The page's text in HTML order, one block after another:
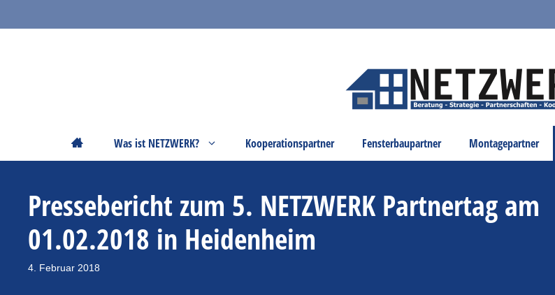
Inhalt
StartseiteWas ist NETZWERK? Kooperationspartner Fensterbaupartner Montagepartner
Pressebericht zum 5. NETZWERK Partnertag am
01.02.2018 in Heidenheim
4. Februar 2018